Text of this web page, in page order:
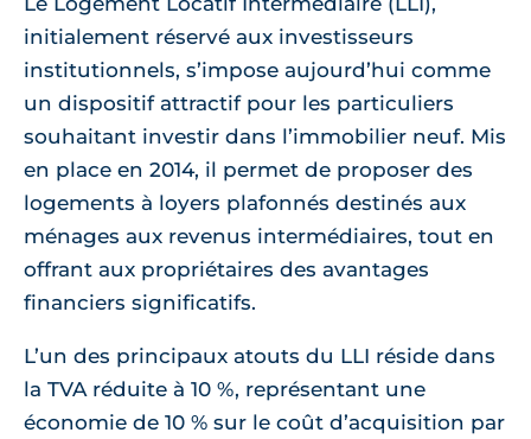
initialement réservé aux investisseurs
institutionnels, s’impose aujourd’hui comme
un dispositif attractif pour les particuliers
souhaitant investir dans l’immobilier neuf. Mis
en place en 2014, il permet de proposer des
logements à loyers plafonnés destinés aux
ménages aux revenus intermédiaires, tout en
offrant aux propriétaires des avantages
financiers significatifs.
L’un des principaux atouts du LLI réside dans
la TVA réduite à 10 %, représentant une
économie de 10 % sur le coût d’acquisition par